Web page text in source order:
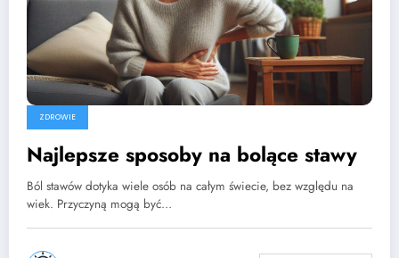
ZDROWIE
Najlepsze sposoby na bolące stawy
Ból stawów dotyka wiele osób na całym świecie, bez względu na
wiek. Przyczyną mogą być…